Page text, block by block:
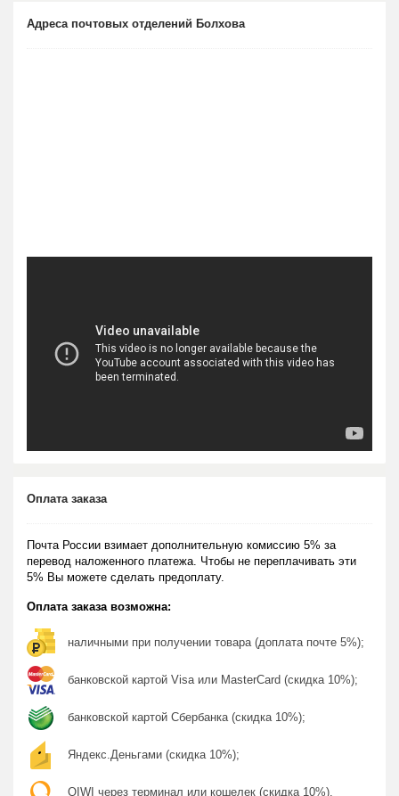
Адреса почтовых отделений Болхова
Оплата заказа
Почта России взимает дополнительную комиссию 5% за
перевод наложенного платежа. Чтобы не переплачивать эти
5% Вы можете сделать предоплату.
Оплата заказа возможна:
наличными при получении товара (доплата почте 5%);
банковской картой Visa или MasterCard (скидка 10%);
банковской картой Сбербанка (скидка 10%);
Яндекс.Деньгами (скидка 10%);
QIWI через терминал или кошелек (скидка 10%).